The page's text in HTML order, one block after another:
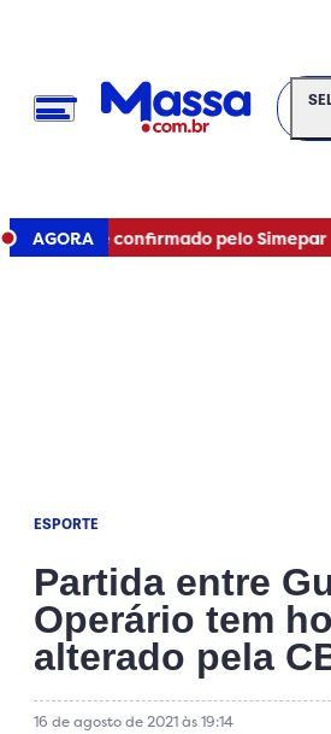
AGORAe é confirmado pelo Simepar •
ESPORTE
Partida entre
Operário tem
alterado pela
16 de agosto de 2021 às 19:14